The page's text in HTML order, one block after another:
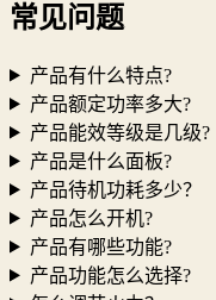
常见问题
产品有什么特点?
产品额定功率多大?
产品能效等级是几级?
产品是什么面板?
产品待机功耗多少？
产品怎么开机?
产品有哪些功能?
产品功能怎么选择?